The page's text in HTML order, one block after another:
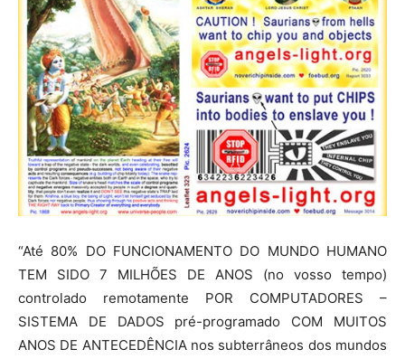
“Até 80% DO FUNCIONAMENTO DO MUNDO HUMANO
TEM SIDO 7 MILHÕES DE ANOS (no vosso tempo)
controlado remotamente POR COMPUTADORES –
SISTEMA DE DADOS pré-programado COM MUITOS
ANOS DE ANTECEDÊNCIA nos subterrâneos dos mundos